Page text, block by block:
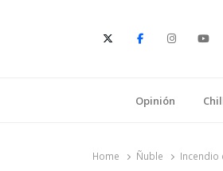
Opinión
Home Ñuble Incendio